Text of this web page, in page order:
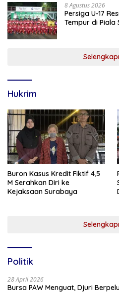
8 Agustus 2026
Persiga U-17
Tempur di
Hukrim
Buron Kasus Kredit Fiktif 4,5
M Serahkan Diri ke
Kejaksaan Surabaya
Politik
28 April 2026
Bursa PAW Menguat, Djuri